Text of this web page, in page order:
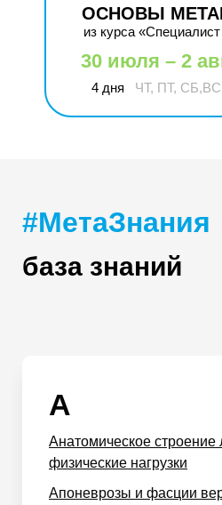
ОСНОВЫ
из курса
30 июля – 2
4 дня ЧТ, ПТ,
#МетаЗнания
база знаний
А
Анатомическое строение
физические нагрузки
Апоневрозы и фасции